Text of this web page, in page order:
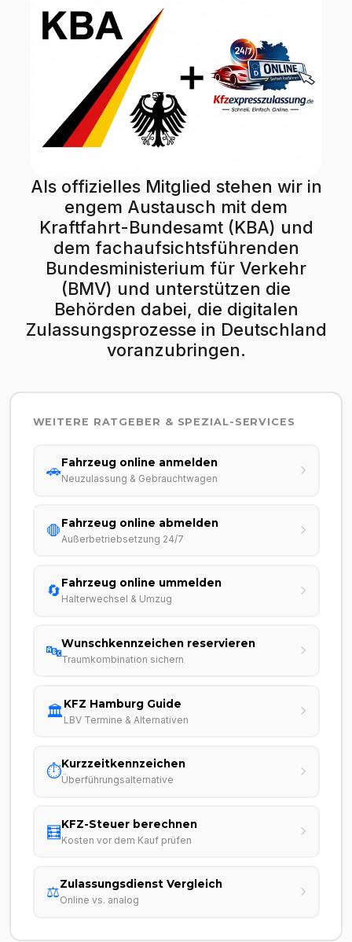
Als offizielles Mitglied stehen wir in
engem Austausch mit dem
Kraftfahrt-Bundesamt (KBA) und
dem fachaufsichtsführenden
Bundesministerium für Verkehr
(BMV) und unterstützen die
Behörden dabei, die digitalen
Zulassungsprozesse in Deutschland
voranzubringen.
WEITERE RATGEBER & SPEZIAL-SERVICES
🚗Fahrzeug online anmelden
Neuzulassung & Gebrauchtwagen
🛑Fahrzeug online abmelden
Außerbetriebsetzung 24/7
🔄Fahrzeug online ummelden
Halterwechsel & Umzug
🔤Wunschkennzeichen reservieren
Traumkombination sichern
🏛️KFZ Hamburg Guide
LBV Termine & Alternativen
⏱️Kurzzeitkennzeichen
Überführungsalternative
🧮KFZ-Steuer berechnen
Kosten vor dem Kauf prüfen
⚖️Zulassungsdienst Vergleich
Online vs. analog